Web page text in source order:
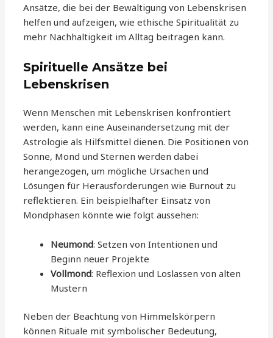
Ansätze, die bei der Bewältigung von Lebenskrisen
helfen und aufzeigen, wie ethische Spiritualität zu
mehr Nachhaltigkeit im Alltag beitragen kann.
Spirituelle Ansätze bei
Lebenskrisen
Wenn Menschen mit Lebenskrisen konfrontiert
werden, kann eine Auseinandersetzung mit der
Astrologie als Hilfsmittel dienen. Die Positionen von
Sonne, Mond und Sternen werden dabei
herangezogen, um mögliche Ursachen und
Lösungen für Herausforderungen wie Burnout zu
reflektieren. Ein beispielhafter Einsatz von
Mondphasen könnte wie folgt aussehen:
Neumond: Setzen von Intentionen und
Beginn neuer Projekte
Vollmond: Reflexion und Loslassen von alten
Mustern
Neben der Beachtung von Himmelskörpern
können Rituale mit symbolischer Bedeutung,